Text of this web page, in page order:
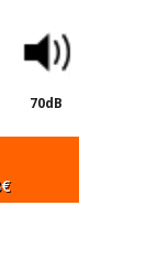
70dB